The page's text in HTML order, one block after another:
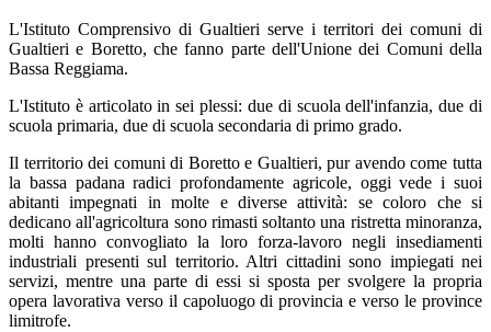
L'Istituto Comprensivo di Gualtieri serve i territori dei comuni di
Gualtieri e Boretto, che fanno parte dell'Unione dei Comuni della
Bassa Reggiama.
L'Istituto è articolato in sei plessi: due di scuola dell'infanzia, due di
scuola primaria, due di scuola secondaria di primo grado.
Il territorio dei comuni di Boretto e Gualtieri, pur avendo come tutta
la bassa padana radici profondamente agricole, oggi vede i suoi
abitanti impegnati in molte e diverse attività: se coloro che si
dedicano all'agricoltura sono rimasti soltanto una ristretta minoranza,
molti hanno convogliato la loro forza-lavoro negli insediamenti
industriali presenti sul territorio. Altri cittadini sono impiegati nei
servizi, mentre una parte di essi si sposta per svolgere la propria
opera lavorativa verso il capoluogo di provincia e verso le province
limitrofe.